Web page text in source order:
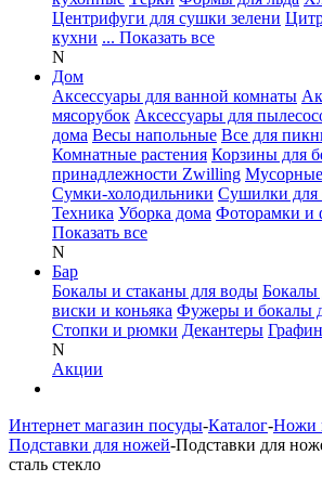
Центрифуги для сушки зелени
кухни ... Показать все
N
Дом
Аксессуары для ванной комнаты
мясорубок Аксессуары для
дома Весы напольные Все для
Комнатные растения Корзины для
принадлежности Zwilling
Сумки-холодильники Сушилки для
Техника Уборка дома Фоторамки и
Показать все
N
Бар
Бокалы и стаканы для воды Бокалы
виски и коньяка Фужеры и бокалы
Стопки и рюмки Декантеры
N
Акции
Интернет магазин посуды-Каталог-Ножи
Подставки для ножей-Подставки для
сталь стекло